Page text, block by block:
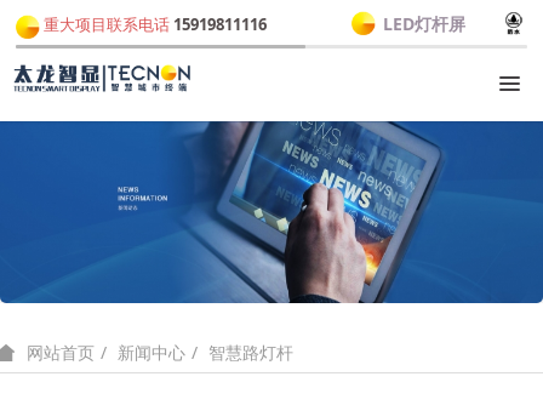
重大项目联系电话 15919811116 LED灯杆屏
网站首页 新闻中心 智慧路灯杆